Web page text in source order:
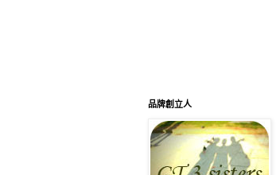
品牌創立人